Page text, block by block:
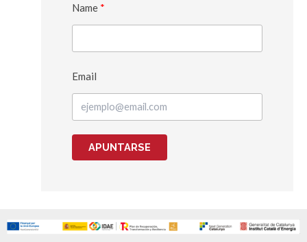
Name
Email
APUNTARSE